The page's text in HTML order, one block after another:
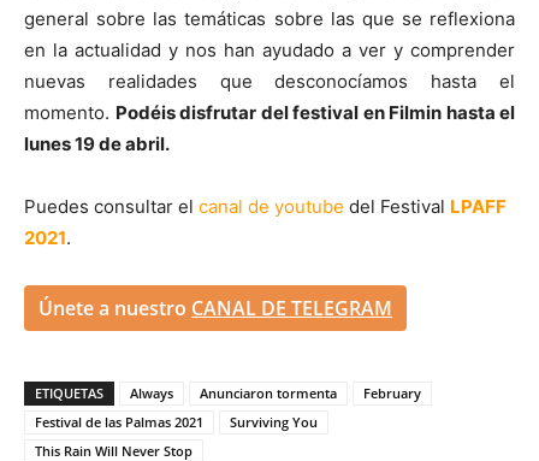
general sobre las temáticas sobre las que se reflexiona
en la actualidad y nos han ayudado a ver y comprender
nuevas realidades que desconocíamos hasta el
momento. Podéis disfrutar del festival en Filmin hasta el
lunes 19 de abril.
Puedes consultar el canal de youtube del Festival LPAFF
2021.
Únete a nuestro CANAL DE TELEGRAM
ETIQUETAS Always Anunciaron tormenta
February
Festival de las Palmas 2021
Surviving You
This Rain Will Never Stop